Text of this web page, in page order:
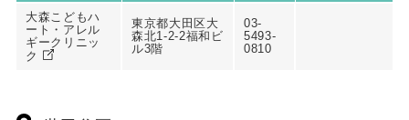
大森こどもハ
ート・アレル
ギークリニッ
ク
東京都大田区大
森北1-2-2福和ビ
ル3階
03-
5493-
0810